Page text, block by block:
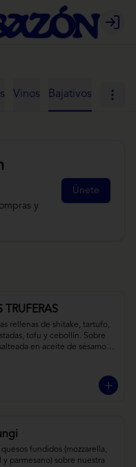
Login
Vinos Bajativos
y
Únete
TRUFERAS
rellenas de shitake, tartufo,
tofu y cebollín. Sobre
en aceite de sésamo,
fundidos (mozzarella,
y parmesano) sobre nuestra